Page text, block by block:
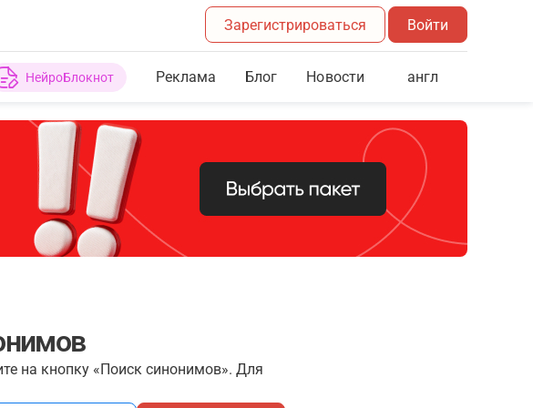
Зарегистрироваться Войти
НейроБлокнот Реклама Блог Новости англ
на кнопку «Поиск синонимов». Для